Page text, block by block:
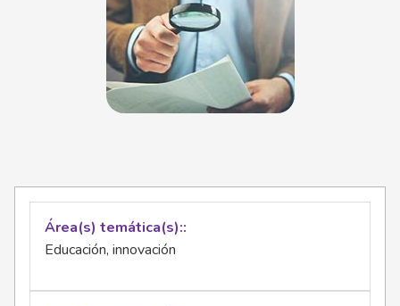
Área(s) temática(s):
Educación, innovación